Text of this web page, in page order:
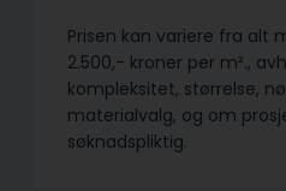
Prisen kan variere fra alt
2.500,- kroner per m².,
kompleksitet, størrelse,
materialvalg, og om
søknadspliktig.